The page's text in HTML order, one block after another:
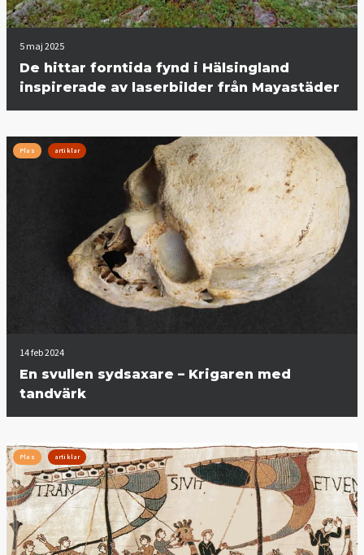
5 maj 2025
De hittar forntida fynd i Hälsingland
inspirerade av laserbilder från Mayastäder
Plus artiklar
14 feb 2024
En svullen sydsaxare – Krigaren med
tandvärk
Plus artiklar